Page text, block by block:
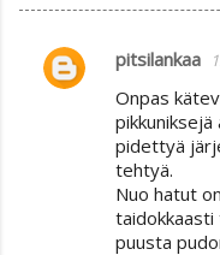
K
pitsilankaa
Onpas
pidettyä
tehtyä.
Nuo hatut
taidokkaasti
puusta